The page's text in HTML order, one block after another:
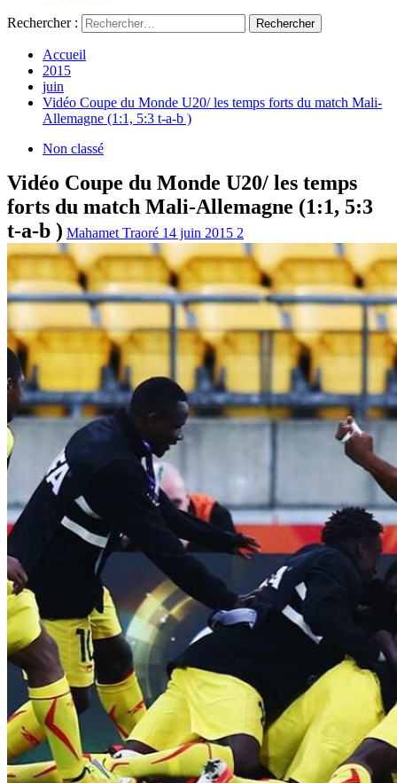
Rechercher :
Accueil
2015
juin
Vidéo Coupe du Monde U20/ les temps forts du match Mali-
Allemagne (1:1, 5:3 t-a-b )
Non classé
Vidéo Coupe du Monde U20/ les temps
forts du match Mali-Allemagne (1:1, 5:3
t-a-b ) Mahamet Traoré 14 juin 2015 2